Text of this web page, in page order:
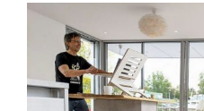
grösseres